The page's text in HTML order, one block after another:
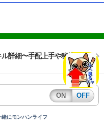
詳細〜手配上手や秘境など
ON OFF
にモンハンライフ